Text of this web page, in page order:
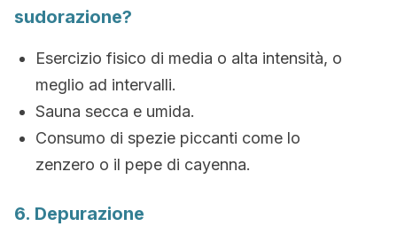
sudorazione?
Esercizio fisico di media o alta intensità, o
meglio ad intervalli.
Sauna secca e umida.
Consumo di spezie piccanti come lo
zenzero o il pepe di cayenna.
6. Depurazione